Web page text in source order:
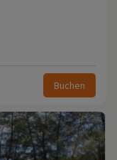
Buchen